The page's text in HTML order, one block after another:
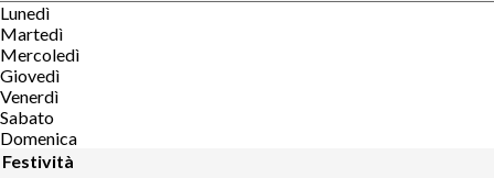
Lunedì
Martedì
Mercoledì
Giovedì
Venerdì
Sabato
Domenica
Festività